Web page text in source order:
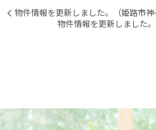
物件情報を更新しました。（姫路市神
物件情報を更新しました